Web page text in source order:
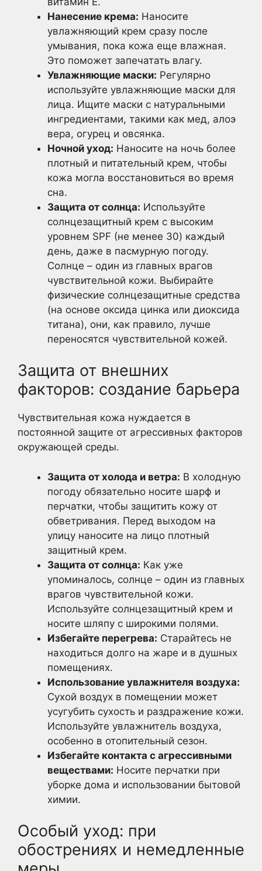
Нанесение крема: Наносите
увлажняющий крем сразу после
умывания, пока кожа еще влажная.
Это поможет запечатать влагу.
Увлажняющие маски: Регулярно
используйте увлажняющие маски для
лица. Ищите маски с натуральными
ингредиентами, такими как мед, алоэ
вера, огурец и овсянка.
Ночной уход: Наносите на ночь более
плотный и питательный крем, чтобы
кожа могла восстановиться во время
сна.
Защита от солнца: Используйте
солнцезащитный крем с высоким
уровнем SPF (не менее 30) каждый
день, даже в пасмурную погоду.
Солнце – один из главных врагов
чувствительной кожи. Выбирайте
физические солнцезащитные средства
(на основе оксида цинка или диоксида
титана), они, как правило, лучше
переносятся чувствительной кожей.
Защита от внешних
факторов: создание барьера
Чувствительная кожа нуждается в
постоянной защите от агрессивных факторов
окружающей среды.
Защита от холода и ветра: В холодную
погоду обязательно носите шарф и
перчатки, чтобы защитить кожу от
обветривания. Перед выходом на
улицу наносите на лицо плотный
защитный крем.
Защита от солнца: Как уже
упоминалось, солнце – один из главных
врагов чувствительной кожи.
Используйте солнцезащитный крем и
носите шляпу с широкими полями.
Избегайте перегрева: Старайтесь не
находиться долго на жаре и в душных
помещениях.
Использование увлажнителя воздуха:
Сухой воздух в помещении может
усугубить сухость и раздражение кожи.
Используйте увлажнитель воздуха,
особенно в отопительный сезон.
Избегайте контакта с агрессивными
веществами: Носите перчатки при
уборке дома и использовании бытовой
химии.
Особый уход: при
обострениях и немедленные